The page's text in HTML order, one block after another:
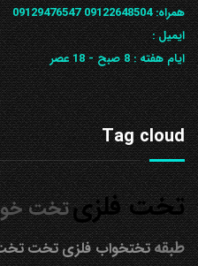
همراه: 09122648504
09129476547
ایمیل :
ایام هفته :8 صبح - 18 عصر
Tag cloud
تخت فلزیتخت
طبقه تختخواب فلزیتخت